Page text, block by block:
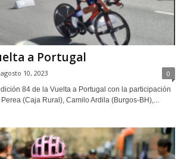
a Portugal
agosto 10, 2023 0
84 de la Vuelta a Portugal con la participación
(Caja Rural), Camilo Ardila (Burgos-BH),...